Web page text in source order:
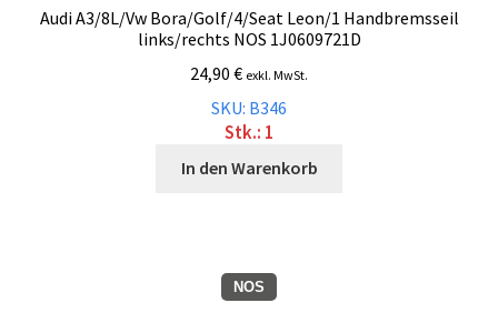
Audi A3/8L/Vw Bora/Golf/4/Seat Leon/1 Handbremsseil
links/rechts NOS 1J0609721D
24,90 € exkl. MwSt.
SKU: B346
Stk.: 1
In den Warenkorb
NOS